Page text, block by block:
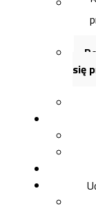
się